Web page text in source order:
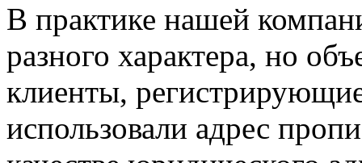
В практике нашей
разного характера, но
клиенты,
использовали адрес